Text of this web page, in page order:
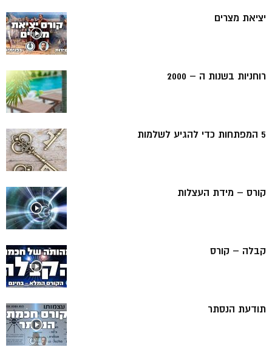
יציאת מצרים
רוחניות בשנות ה – 2000
5 המפתחות כדי להגיע לשלמות
קורס – מידת העצלות
קבלה – קורס
תודעת הנסתר